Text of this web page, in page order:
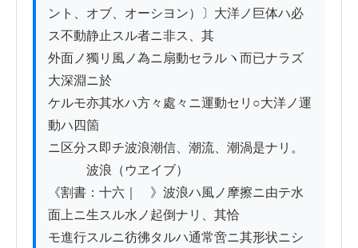
ント、オブ、オーシヨン）〕大洋ノ巨体ハ必
ス不動静止スル者ニ非ス、其
外面ノ獨リ風ノ為ニ扇動セラルヽ而已ナラズ
大深淵ニ於
ケルモ亦其水ハ方々處々ニ運動セリ○大洋ノ運
動ハ四箇
ニ区分ス即チ波浪潮信、潮流、潮渦是ナリ。
波浪（ウヱイブ）
《割書：十六｜　》波浪ハ風ノ摩擦ニ由テ水
面上ニ生スル水ノ起倒ナリ、其恰
モ進行スルニ彷彿タルハ通常啻ニ其形状ニシ